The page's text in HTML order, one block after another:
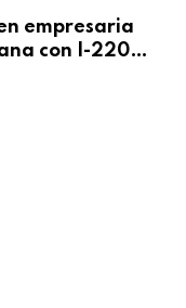
empresaria
con I-220A